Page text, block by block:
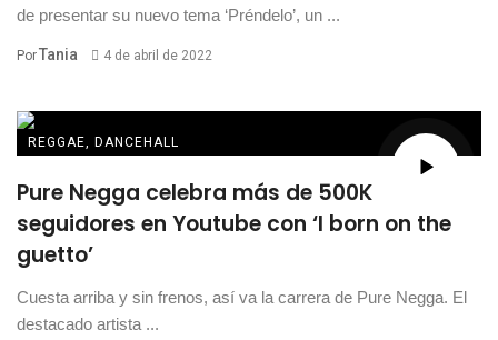
de presentar su nuevo tema ‘Préndelo’, un ...
PorTania 4 de abril de 2022
REGGAE, DANCEHALL
Pure Negga celebra más de 500K
seguidores en Youtube con ‘I born on the
guetto’
Cuesta arriba y sin frenos, así va la carrera de Pure Negga. El
destacado artista ...